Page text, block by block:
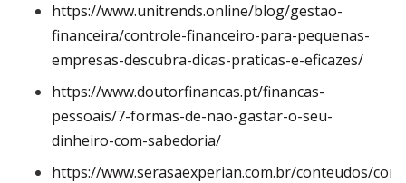
https://www.unitrends.online/blog/gestao-
financeira/controle-financeiro-para-pequenas-
empresas-descubra-dicas-praticas-e-eficazes/
https://www.doutorfinancas.pt/financas-
pessoais/7-formas-de-nao-gastar-o-seu-
dinheiro-com-sabedoria/
https://www.serasaexperian.com.br/conteudos/